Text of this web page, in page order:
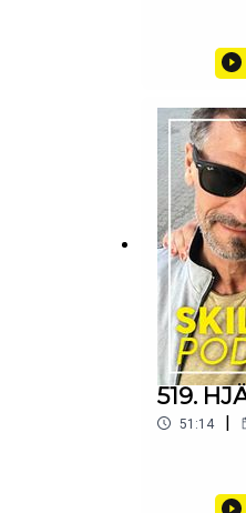
519.
51:14 |